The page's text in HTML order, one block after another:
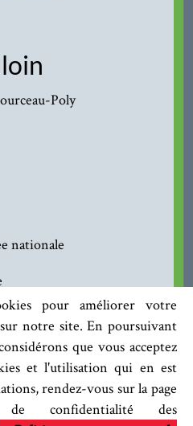
pour améliorer votre
notre site. En poursuivant
que vous acceptez
et l'utilisation qui en est
rendez-vous sur la page
confidentialité des
Poly
nationale